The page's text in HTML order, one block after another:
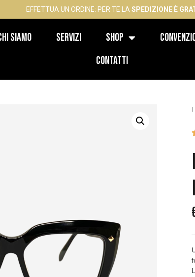
EFFETTUA UN ORDINE: PER TE LASPEDIZIONE È
Siamo Servizi Shop
Contatti